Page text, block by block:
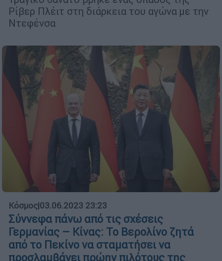
Ρίβερ Πλέιτ στη διάρκεια του αγώνα με την
Ντεφένσα
Κόσμος|03.06.2023 23:23
Σύννεφα πάνω από τις σχέσεις
Γερμανίας – Κίνας: Το Βερολίνο ζητά
από το Πεκίνο να σταματήσει να
προσλαμβάνει πρώην πιλότους της